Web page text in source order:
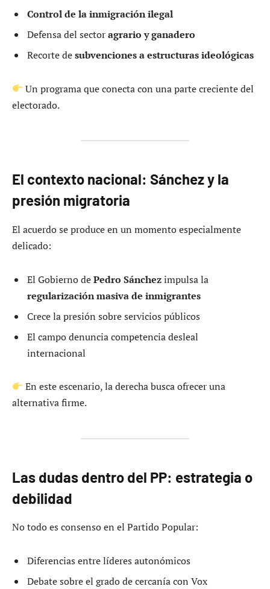
Control de la inmigración ilegal
Defensa del sectoragrario y ganadero
Recorte desubvenciones a estructuras ideológicas
Un programa que conecta con una parte creciente del
electorado.
El contexto nacional: Sánchez y la
presión migratoria
El acuerdo se produce en un momento especialmente
delicado:
El Gobierno dePedro Sánchezimpulsa la
regularización masiva de inmigrantes
Crece la presión sobre servicios públicos
El campo denuncia competencia desleal
internacional
En este escenario, la derecha busca ofrecer una
alternativa firme.
Las dudas dentro del PP: estrategia o
debilidad
No todo es consenso en el Partido Popular:
Diferencias entre líderes autonómicos
Debate sobre el grado de cercanía con Vox